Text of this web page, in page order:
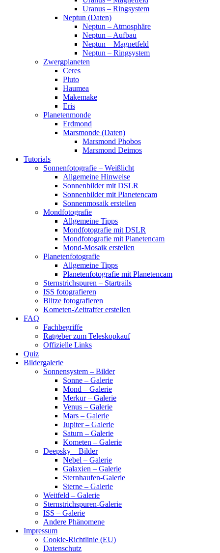
Uranus – Ringsystem
Neptun (Daten)
Neptun – Atmosphäre
Neptun – Aufbau
Neptun – Magnetfeld
Neptun – Ringsystem
Zwergplaneten
Ceres
Pluto
Haumea
Makemake
Eris
Planetenmonde
Erdmond
Marsmonde (Daten)
Marsmond Phobos
Marsmond Deimos
Tutorials
Sonnenfotografie – Weißlicht
Allgemeine Hinweise
Sonnenbilder mit DSLR
Sonnenbilder mit Planetencam
Sonnenmosaik erstellen
Mondfotografie
Allgemeine Tipps
Mondfotografie mit DSLR
Mondfotografie mit Planetencam
Mond-Mosaik erstellen
Planetenfotografie
Allgemeine Tipps
Planetenfotografie mit Planetencam
Sternstrichspuren – Startrails
ISS fotografieren
Blitze fotografieren
Kometen-Zeitraffer erstellen
FAQ
Fachbegriffe
Ratgeber zum Teleskopkauf
Offizielle Links
Quiz
Bildergalerie
Sonnensystem – Bilder
Sonne – Galerie
Mond – Galerie
Merkur – Galerie
Venus – Galerie
Mars – Galerie
Jupiter – Galerie
Saturn – Galerie
Kometen – Galerie
Deepsky – Bilder
Nebel – Galerie
Galaxien – Galerie
Sternhaufen-Galerie
Sterne – Galerie
Weitfeld – Galerie
Sternstrichspuren-Galerie
ISS – Galerie
Andere Phänomene
Impressum
Cookie-Richtlinie (EU)
Datenschutz